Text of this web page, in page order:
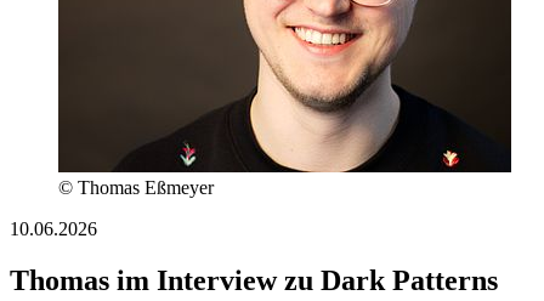
© Thomas Eßmeyer
10.06.2026
Thomas im Interview zu Dark Patterns